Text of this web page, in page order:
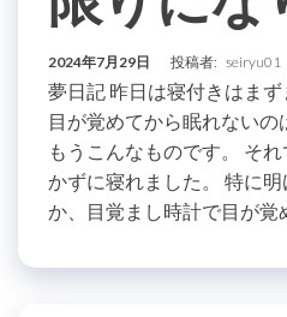
2024年7月29日 投稿者: seiryu01
夢日記 昨日は寝付きはま
目が覚めてから眠れないの
もうこんなものです。 そ
かずに寝れました。 特に
か、目覚まし時計で目が覚